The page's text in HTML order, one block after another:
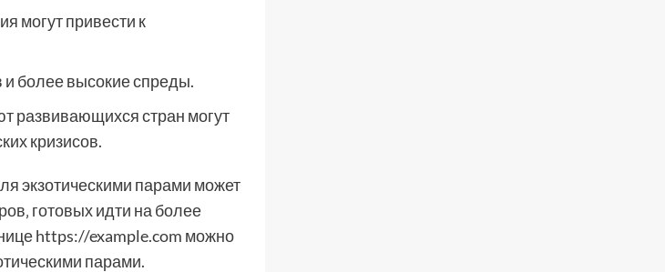
могут привести к
более высокие спреды.
развивающихся стран могут
кризисов.
экзотическими парами может
готовых идти на более
https://example.com можно
парами.